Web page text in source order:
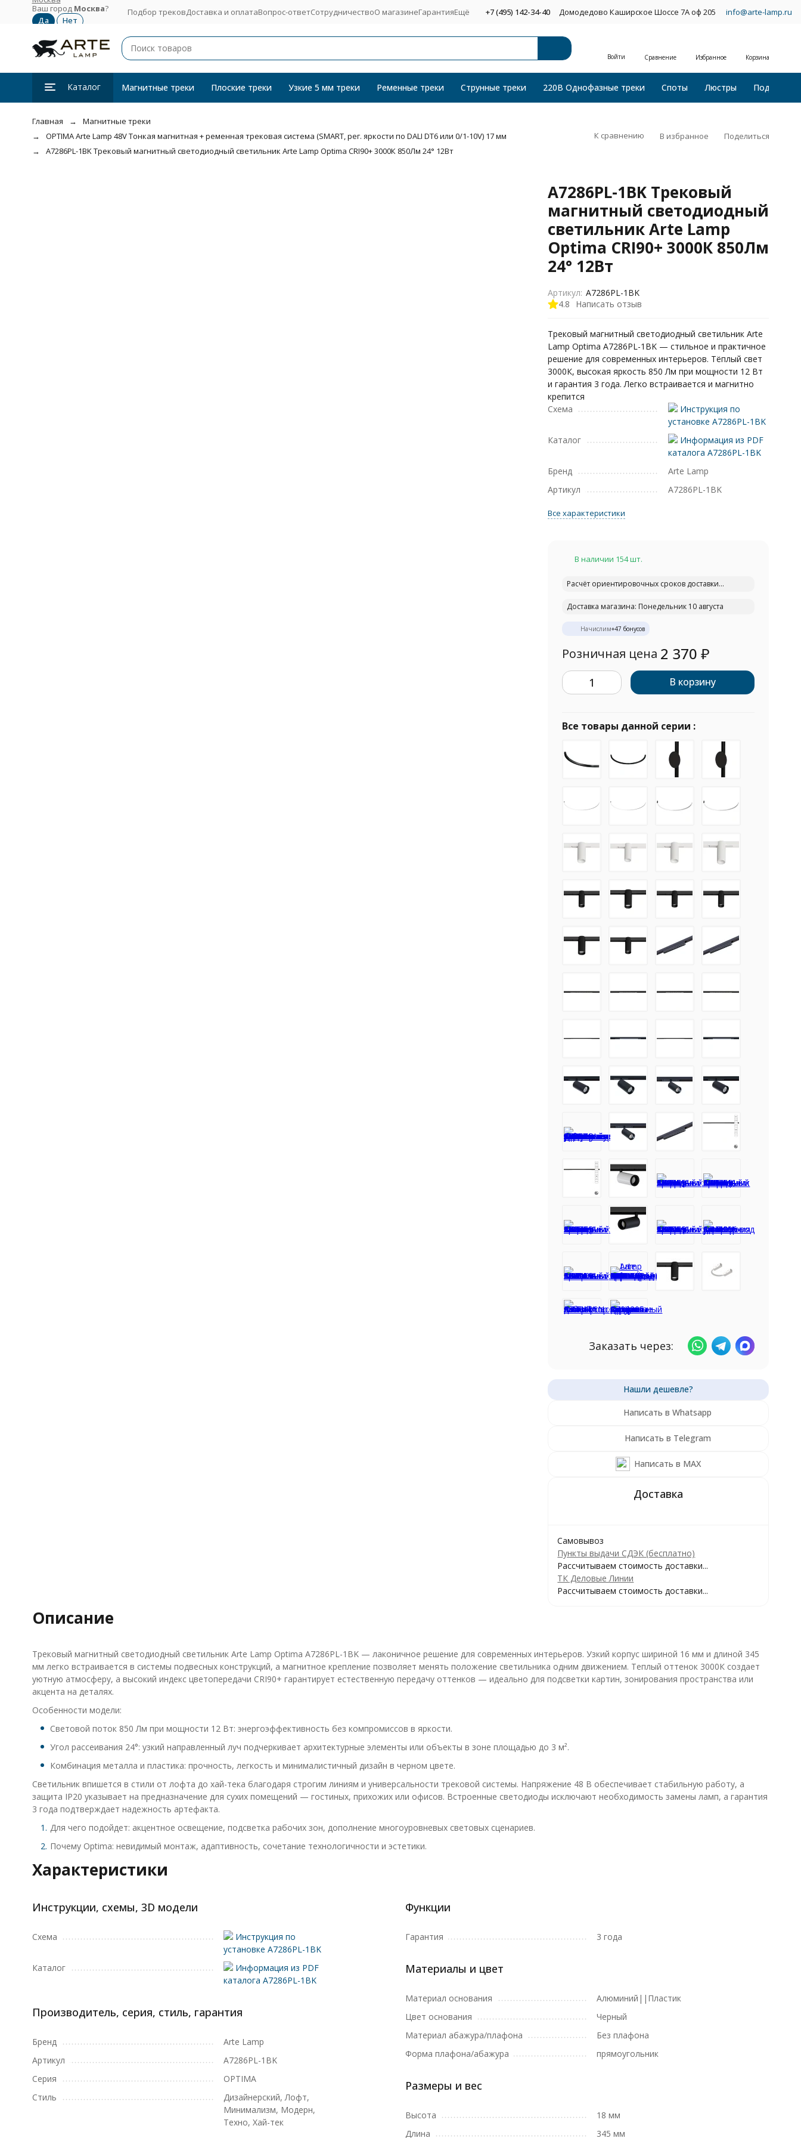
Ваш город Москва? Подбор трековДоставка и оплатаВопрос-ответСотрудничествоО магазинеГарантияЕщё +7 (495) 142-34-40 Домодедово Каширское Шоссе 7А оф 205 info@arte-lamp.ru
Войти Сравнение Избранное Корзина
Каталог Магнитные треки Плоские треки Узкие 5 мм треки Ременные треки Струнные треки 220В Однофазные треки Споты Люстры Подвесные
Главная
Магнитные треки
OPTIMA Arte Lamp 48V Тонкая магнитная + ременная трековая система (SMART, рег. яркости по DALI DT6 или 0/1-10V) 17 мм
A7286PL-1BK Трековый магнитный светодиодный светильник Arte Lamp Optima CRI90+ 3000К 850Лм 24° 12Вт
К сравнению В избранное Поделиться
A7286PL-1BK Трековый
магнитный светодиодный
светильник Arte Lamp
Optima CRI90+ 3000К 850Лм
24° 12Вт
4.8 Написать отзыв
Артикул: A7286PL-1BK
Трековый магнитный светодиодный светильник Arte
Lamp Optima A7286PL-1BK — стильное и практичное
решение для современных интерьеров. Тёплый свет
3000К, высокая яркость 850 Лм при мощности 12 Вт
и гарантия 3 года. Легко встраивается и магнитно
крепится
Схема
Инструкция по
установке A7286PL-1BK
Каталог
Информация из PDF
каталога A7286PL-1BK
Бренд
Arte Lamp
Артикул
A7286PL-1BK
Все характеристики
В наличии 154 шт.
Расчёт ориентировочных сроков доставки...
Доставка магазина: Понедельник 10 августа
Начислим+47 бонусов
Розничная цена 2 370₽
В корзину
Все товары данной серии :
Заказать через:
Написать в Whatsapp
Написать в Telegram
Написать в MAX
Самовывоз
Пункты выдачи СДЭК (бесплатно)
Рассчитываем стоимость доставки...
ТК Деловые Линии
Рассчитываем стоимость доставки...
Описание
Трековый магнитный светодиодный светильник Arte Lamp Optima A7286PL-1BK — лаконичное решение для современных интерьеров. Узкий корпус шириной 16 мм и длиной 345
мм легко встраивается в системы подвесных конструкций, а магнитное крепление позволяет менять положение светильника одним движением. Теплый оттенок 3000К создает
уютную атмосферу, а высокий индекс цветопередачи CRI90+ гарантирует естественную передачу оттенков — идеально для подсветки картин, зонирования пространства или
акцента на деталях.
Особенности модели:
Световой поток 850 Лм при мощности 12 Вт: энергоэффективность без компромиссов в яркости.
Угол рассеивания 24°: узкий направленный луч подчеркивает архитектурные элементы или объекты в зоне площадью до 3 м².
Комбинация металла и пластика: прочность, легкость и минималистичный дизайн в черном цвете.
Светильник впишется в стили от лофта до хай-тека благодаря строгим линиям и универсальности трековой системы. Напряжение 48 В обеспечивает стабильную работу, а
защита IP20 указывает на предназначение для сухих помещений — гостиных, прихожих или офисов. Встроенные светодиоды исключают необходимость замены ламп, а гарантия
3 года подтверждает надежность артефакта.
Для чего подойдет: акцентное освещение, подсветка рабочих зон, дополнение многоуровневых световых сценариев.
Почему Optima: невидимый монтаж, адаптивность, сочетание технологичности и эстетики.
Характеристики
Инструкции, схемы, 3D модели
Схема
Инструкция по
установке A7286PL-1BK
Каталог
Информация из PDF
каталога A7286PL-1BK
Производитель, серия, стиль, гарантия
Бренд
Arte Lamp
Артикул
A7286PL-1BK
Серия
OPTIMA
Стиль
Дизайнерский, Лофт,
Минимализм, Модерн,
Техно, Хай-тек
Функции
Гарантия 3 года
Материалы и цвет
Материал основания
Алюминий||Пластик
Цвет основания
Черный
Материал абажура/плафона
Без плафона
Форма плафона/абажура
прямоугольник
Размеры и вес
Высота
18 мм
Длина
345 мм